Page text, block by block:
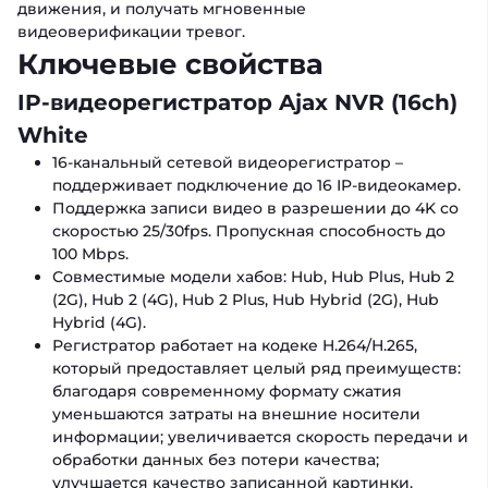
движения, и получать мгновенные
видеоверификации тревог.
Ключевые свойства
IP-видеорегистратор Ajax NVR (16ch)
White
16-канальный сетевой видеорегистратор –
поддерживает подключение до 16 IP-видеокамер.
Поддержка записи видео в разрешении до 4K со
скоростью 25/30fps. Пропускная способность до
100 Mbps.
Совместимые модели хабов: Hub, Hub Plus, Hub 2
(2G), Hub 2 (4G), Hub 2 Plus, Hub Hybrid (2G), Hub
Hybrid (4G).
Регистратор работает на кодеке H.264/Н.265,
который предоставляет целый ряд преимуществ:
благодаря современному формату сжатия
уменьшаются затраты на внешние носители
информации; увеличивается скорость передачи и
обработки данных без потери качества;
улучшается качество записанной картинки.